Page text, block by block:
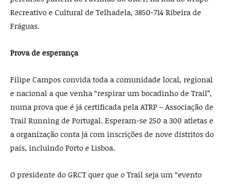
Recreativo e Cultural de Telhadela, 3850-714 Ribeira de
Fráguas.
Prova de esperança
Filipe Campos convida toda a comunidade local, regional
e nacional a que venha “respirar um bocadinho de Trail”,
numa prova que é já certificada pela ATRP – Associação de
Trail Running de Portugal. Esperam-se 250 a 300 atletas e
a organização conta já com inscrições de nove distritos do
país, incluindo Porto e Lisboa.
O presidente do GRCT quer que o Trail seja um “evento